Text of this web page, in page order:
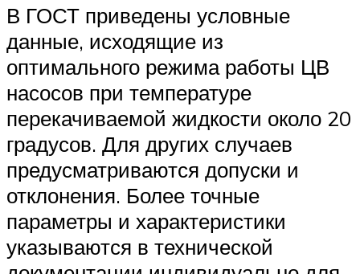
В ГОСТ приведены условные
данные, исходящие из
оптимального режима работы ЦВ
насосов при температуре
перекачиваемой жидкости около 20
градусов. Для других случаев
предусматриваются допуски и
отклонения. Более точные
параметры и характеристики
указываются в технической